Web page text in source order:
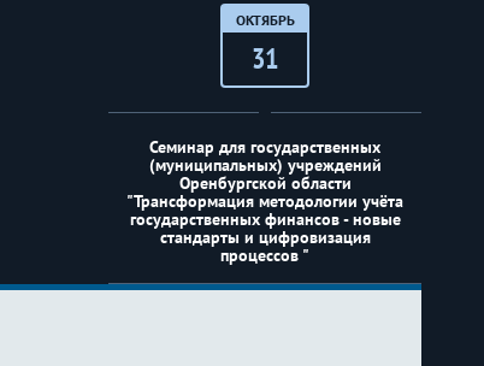
ОКТЯБРЬ
31
Семинар для государственных
(муниципальных) учреждений
Оренбургской области
"Трансформация методологии учёта
государственных финансов - новые
стандарты и цифровизация
процессов "